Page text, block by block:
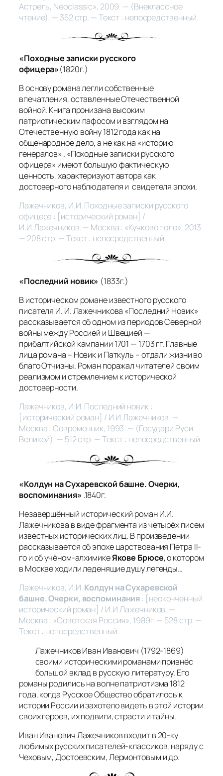
Астрель, Neoclassic», 2009. — (Внеклассное
чтение). — 352 стр. — Текст : непосредственный.
«Походные записки русского
офицера»(1820г.)
В основу романа легли собственные
впечатления, оставленные Отечественной
войной. Книга пронизана высоким
патриотическим пафосом и взглядом на
Отечественную войну 1812 года как на
общенародное дело, а не как на «историю
генералов» . «Походные записки русского
офицера» имеют большую фактическую
ценность, характеризуют автора как
достоверного наблюдателя и свидетеля эпохи.
Лажечников, И.И. Походные записки русского
офицера : [исторический роман] /
И.И.Лажечников. — Москва : «Кучково поле», 2013.
— 208 стр. — Текст : непосредственный.
«Последний новик» (1833г.)
В историческом романе известного русского
писателя И. И. Лажечникова «Последний Новик»
рассказывается об одном из периодов Северной
войны между Россией и Швецией —
прибалтийской кампании 1701 — 1703 гг. Главные
лица романа – Новик и Паткуль – отдали жизни во
благо Отчизны. Роман поражал читателей своим
реализмом и стремлением к исторической
достоверности.
Лажечников, И.И. Последний новик :
[исторический роман] / И.И.Лажечников. —
Москва : Современник, 1993. — (Государи Руси
Великой). — 512 стр. — Текст : непосредственный.
«Колдун на Сухаревской башне. Очерки,
воспоминания» .1840г.
Незавершённый исторический роман И.И.
Лажечникова в виде фрагмента из четырёх писем
известных исторических лиц. В произведении
рассказывается об эпохе царствования Петра II-
го и об учёном-алхимикеЯкове Брюсе, о котором
в Москве ходили леденящие душу легенды…
Лажечников, И.И.Колдун на Сухаревской
башне. Очерки, воспоминания : [неоконченный
исторический роман] / И.И.Лажечников. —
Москва : «Советская Россия», 1989г. — 528 стр. —
Текст : непосредственный.
Лажечников Иван Иванович (1792-1869)
своими историческими романами привнёс
большой вклад в русскую литературу. Его
романы родились на волне патриотизма 1812
года, когда Русское Общество обратилось к
истории России и захотело видеть в этой истории
своих героев, их подвиги, страсти и тайны.
Иван Иванович Лажечников входит в 20-ку
любимых русских писателей-классиков, наряду с
Чеховым, Достоевским, Лермонтовым и др.